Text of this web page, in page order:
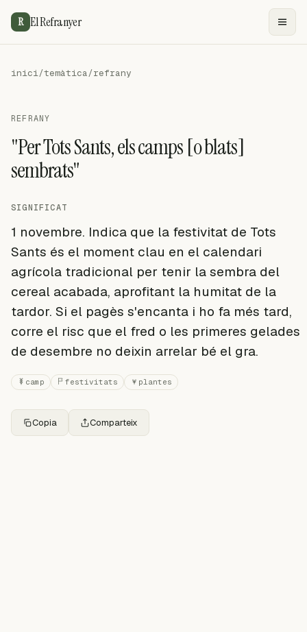
R El Refranyer
inici/temàtica/refrany
REFRANY
"Per Tots Sants, els camps [o blats]
sembrats"
SIGNIFICAT
1 novembre. Indica que la festivitat de Tots
Sants és el moment clau en el calendari
agrícola tradicional per tenir la sembra del
cereal acabada, aprofitant la humitat de la
tardor. Si el pagès s'encanta i ho fa més tard,
corre el risc que el fred o les primeres gelades
de desembre no deixin arrelar bé el gra.
camp festivitats plantes
Copia Comparteix